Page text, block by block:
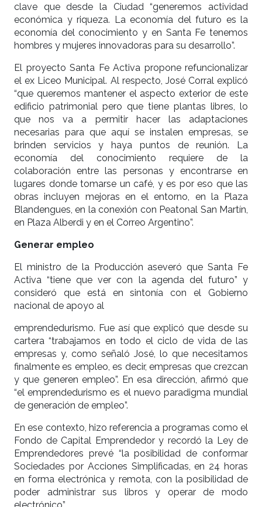
clave que desde la Ciudad “generemos actividad
económica y riqueza. La economía del futuro es la
economía del conocimiento y en Santa Fe tenemos
hombres y mujeres innovadoras para su desarrollo”.
El proyecto Santa Fe Activa propone refuncionalizar
el ex Liceo Municipal. Al respecto, José Corral explicó
“que queremos mantener el aspecto exterior de este
edificio patrimonial pero que tiene plantas libres, lo
que nos va a permitir hacer las adaptaciones
necesarias para que aquí se instalen empresas, se
brinden servicios y haya puntos de reunión. La
economía del conocimiento requiere de la
colaboración entre las personas y encontrarse en
lugares donde tomarse un café, y es por eso que las
obras incluyen mejoras en el entorno, en la Plaza
Blandengues, en la conexión con Peatonal San Martín,
en Plaza Alberdi y en el Correo Argentino”.
Generar empleo
El ministro de la Producción aseveró que Santa Fe
Activa “tiene que ver con la agenda del futuro” y
consideró que está en sintonía con el Gobierno
nacional de apoyo al
emprendedurismo. Fue así que explicó que desde su
cartera “trabajamos en todo el ciclo de vida de las
empresas y, como señaló José, lo que necesitamos
finalmente es empleo, es decir, empresas que crezcan
y que generen empleo”. En esa dirección, afirmó que
“el emprendedurismo es el nuevo paradigma mundial
de generación de empleo”.
En ese contexto, hizo referencia a programas como el
Fondo de Capital Emprendedor y recordó la Ley de
Emprendedores prevé “la posibilidad de conformar
Sociedades por Acciones Simplificadas, en 24 horas
en forma electrónica y remota, con la posibilidad de
poder administrar sus libros y operar de modo
electrónico”.